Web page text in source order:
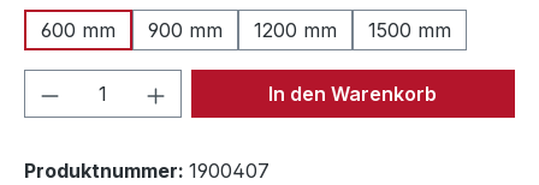
600 mm
900 mm 1200 mm 1500 mm
Produkt Anzahl: Gib denIn den Warenkorb
Produktnummer: 1900407